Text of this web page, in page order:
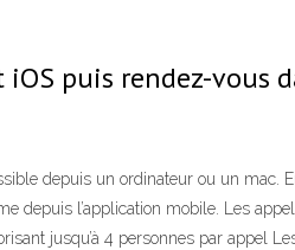
puis rendez-vous
depuis un ordinateur ou un mac.
depuis l’application mobile. Les
jusqu’à 4 personnes par appel